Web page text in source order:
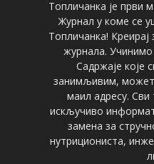
Топличанка је први
Журнал у коме се
Топличанка! Креирај
журнала.
Садржаје које
занимљивим,
маил адресу. Сви
искључиво
замена за
нутрициониста,